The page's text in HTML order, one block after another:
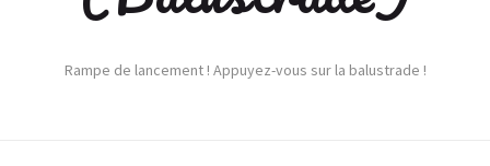
Rampe de lancement ! Appuyez-vous sur la balustrade !